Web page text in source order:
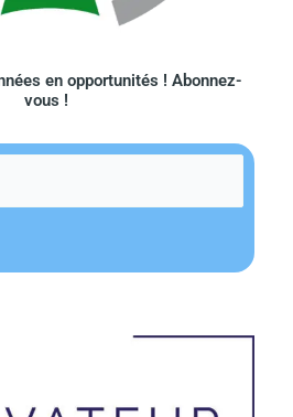
en opportunités ! Abonnez-
vous !​